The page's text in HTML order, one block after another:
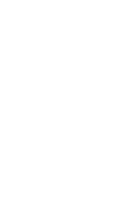
20.00'de Show